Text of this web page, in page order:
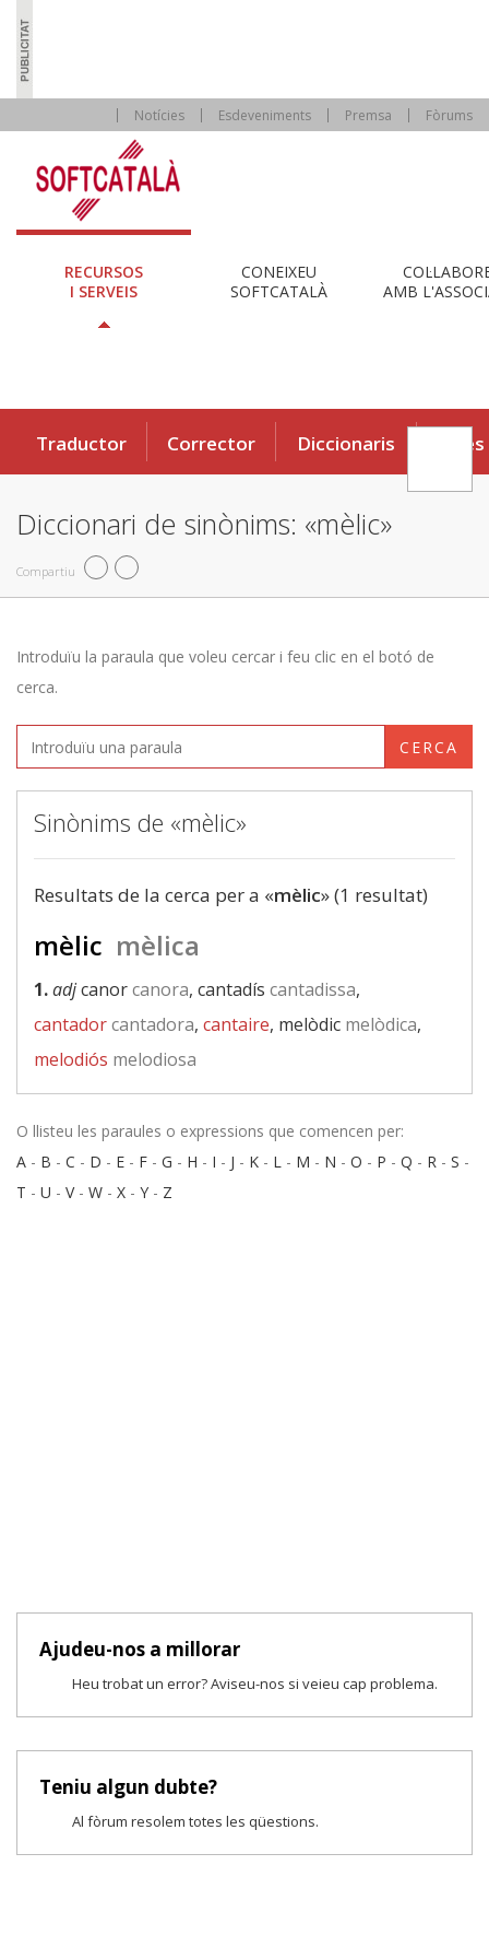
Notícies Esdeveniments Premsa Fòrums
RECURSOS
I SERVEIS
CONEIXEU
SOFTCATALÀ
AMB
Traductor Corrector Diccionaris Eines
Diccionari de sinònims: «mèlic»
Compartiu
Introduïu la paraula que voleu cercar i feu clic en el botó de
cerca.
CERCA
Sinònims de «mèlic»
Resultats de la cerca per a «mèlic» (1 resultat)
mèlic mèlica
1.adjcanorcanora, cantadís cantadissa,
cantadorcantadora, cantaire, melòdic melòdica,
melodiós melodiosa
O llisteu les paraules o expressions que comencen per:
A - B - C - D - E - F - G - H - I - J - K - L - M - N - O - P - Q - R - S -
T - U - V- W - X - Y - Z
Ajudeu-nos a millorar
Heu trobat un error? Aviseu-nos si veieu cap problema.
Teniu algun dubte?
Al fòrum resolem totes les qüestions.